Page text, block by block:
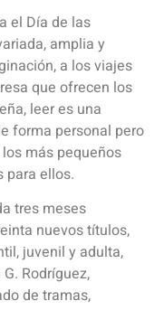
el Día de las
amplia y
a los viajes
que ofrecen los
leer es una
forma personal pero
más pequeños
para ellos.
tres meses
nuevos títulos,
juvenil y adulta,
Rodríguez,
de tramas,